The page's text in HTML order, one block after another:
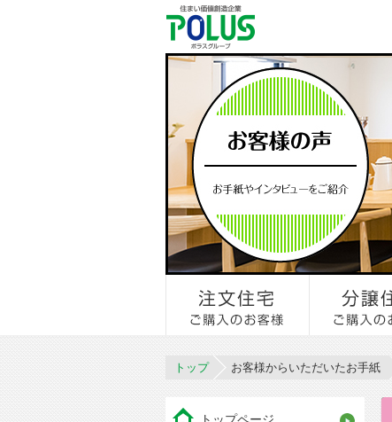
トップ お客様からいただいたお手紙